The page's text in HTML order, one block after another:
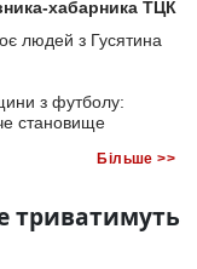
хабарника ТЦК
людей з Гусятина
з футболу:
становище
Більше >>
триватимуть